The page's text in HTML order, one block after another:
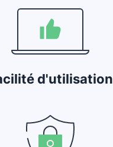
d'utilisation